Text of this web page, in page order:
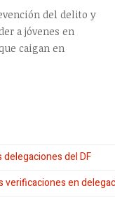
del delito y
a jóvenes en
caigan en
del DF
verificaciones en